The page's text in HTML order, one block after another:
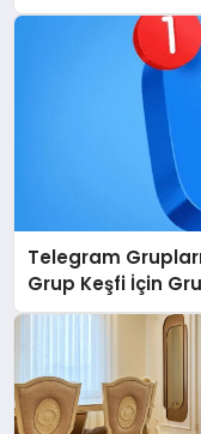
Telegram
Grup Keşfi İçin